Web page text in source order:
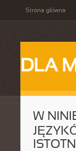
Strona główna
DLA
W